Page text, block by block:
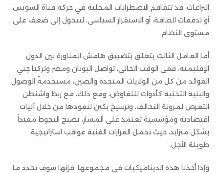
النزاعات، قد تتفاقم الاضطرابات المحلية في حركة قناة السويس،
أو تدفقات الطاقة، أو الاستقرار السياسي، لتتحول إلى ضعف على
مستوى النظام.
أما العامل الثالث يتعلق بتضييق هامش المناورة بين الدول
الإقليمية، ففي الوقت الحالي، تواصل اليونان ومصر وتركيا جني
الفوائد من كل من الولايات المتحدة والصين، مستخدمةً الوصول
والبنية التحتية كأدوات للتفاوض، ومع ذلك، مع ربط واشنطن
التعرض لمرونة التحالف، وترسيخ بكين لنفوذها من خلال آليات
اقتصادية ومؤسسية تعتمد على المسار، يصبح التحوط مقيداً
بشكل متزايد، حيث تحمل القرارات الفنية عواقب استراتيجية
طويلة الأجل.
وإذا أخذنا هذه الديناميكيات في مجموعها، فإنها سوف تحدد ما